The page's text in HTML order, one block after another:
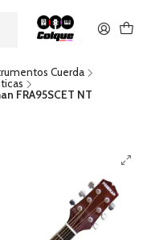
transferencia bancaria
descuento no es
a gastos de envío.
Cuerda
FRA95SCET NT